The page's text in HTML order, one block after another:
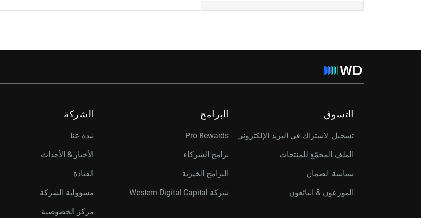
التسوق
تسجيل الاشتراك في البريد الإلكتروني
الملف المجمّع للمنتجات
سياسة الضمان
الموزعون & البائعون
البرامج
Pro Rewards
برامج الشركاء
البرامج الخيرية
شركة Western Digital Capital
الشركة
نبذة عنا
الأخبار & الأحداث
القيادة
مسؤولية الشركة
مركز الخصوصية